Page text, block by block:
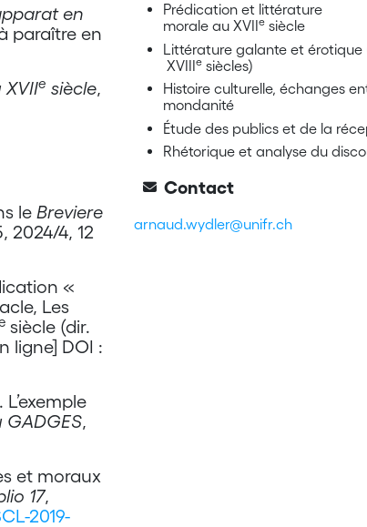
en
paraître en
XVIIe siècle,
le Breviere
2024/4, 12
«
Les
siècle (dir.
ligne] DOI :
L’exemple
,
et moraux
17,
2019-
Prédication et littérature
morale au XVIIe siècle
Littérature galante et érotique
XVIIIe siècles)
Histoire culturelle, échanges
mondanité
Étude des publics et de la
Rhétorique et analyse du
Contact
arnaud.wydler@unifr.ch